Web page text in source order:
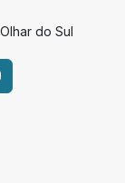
do Sul